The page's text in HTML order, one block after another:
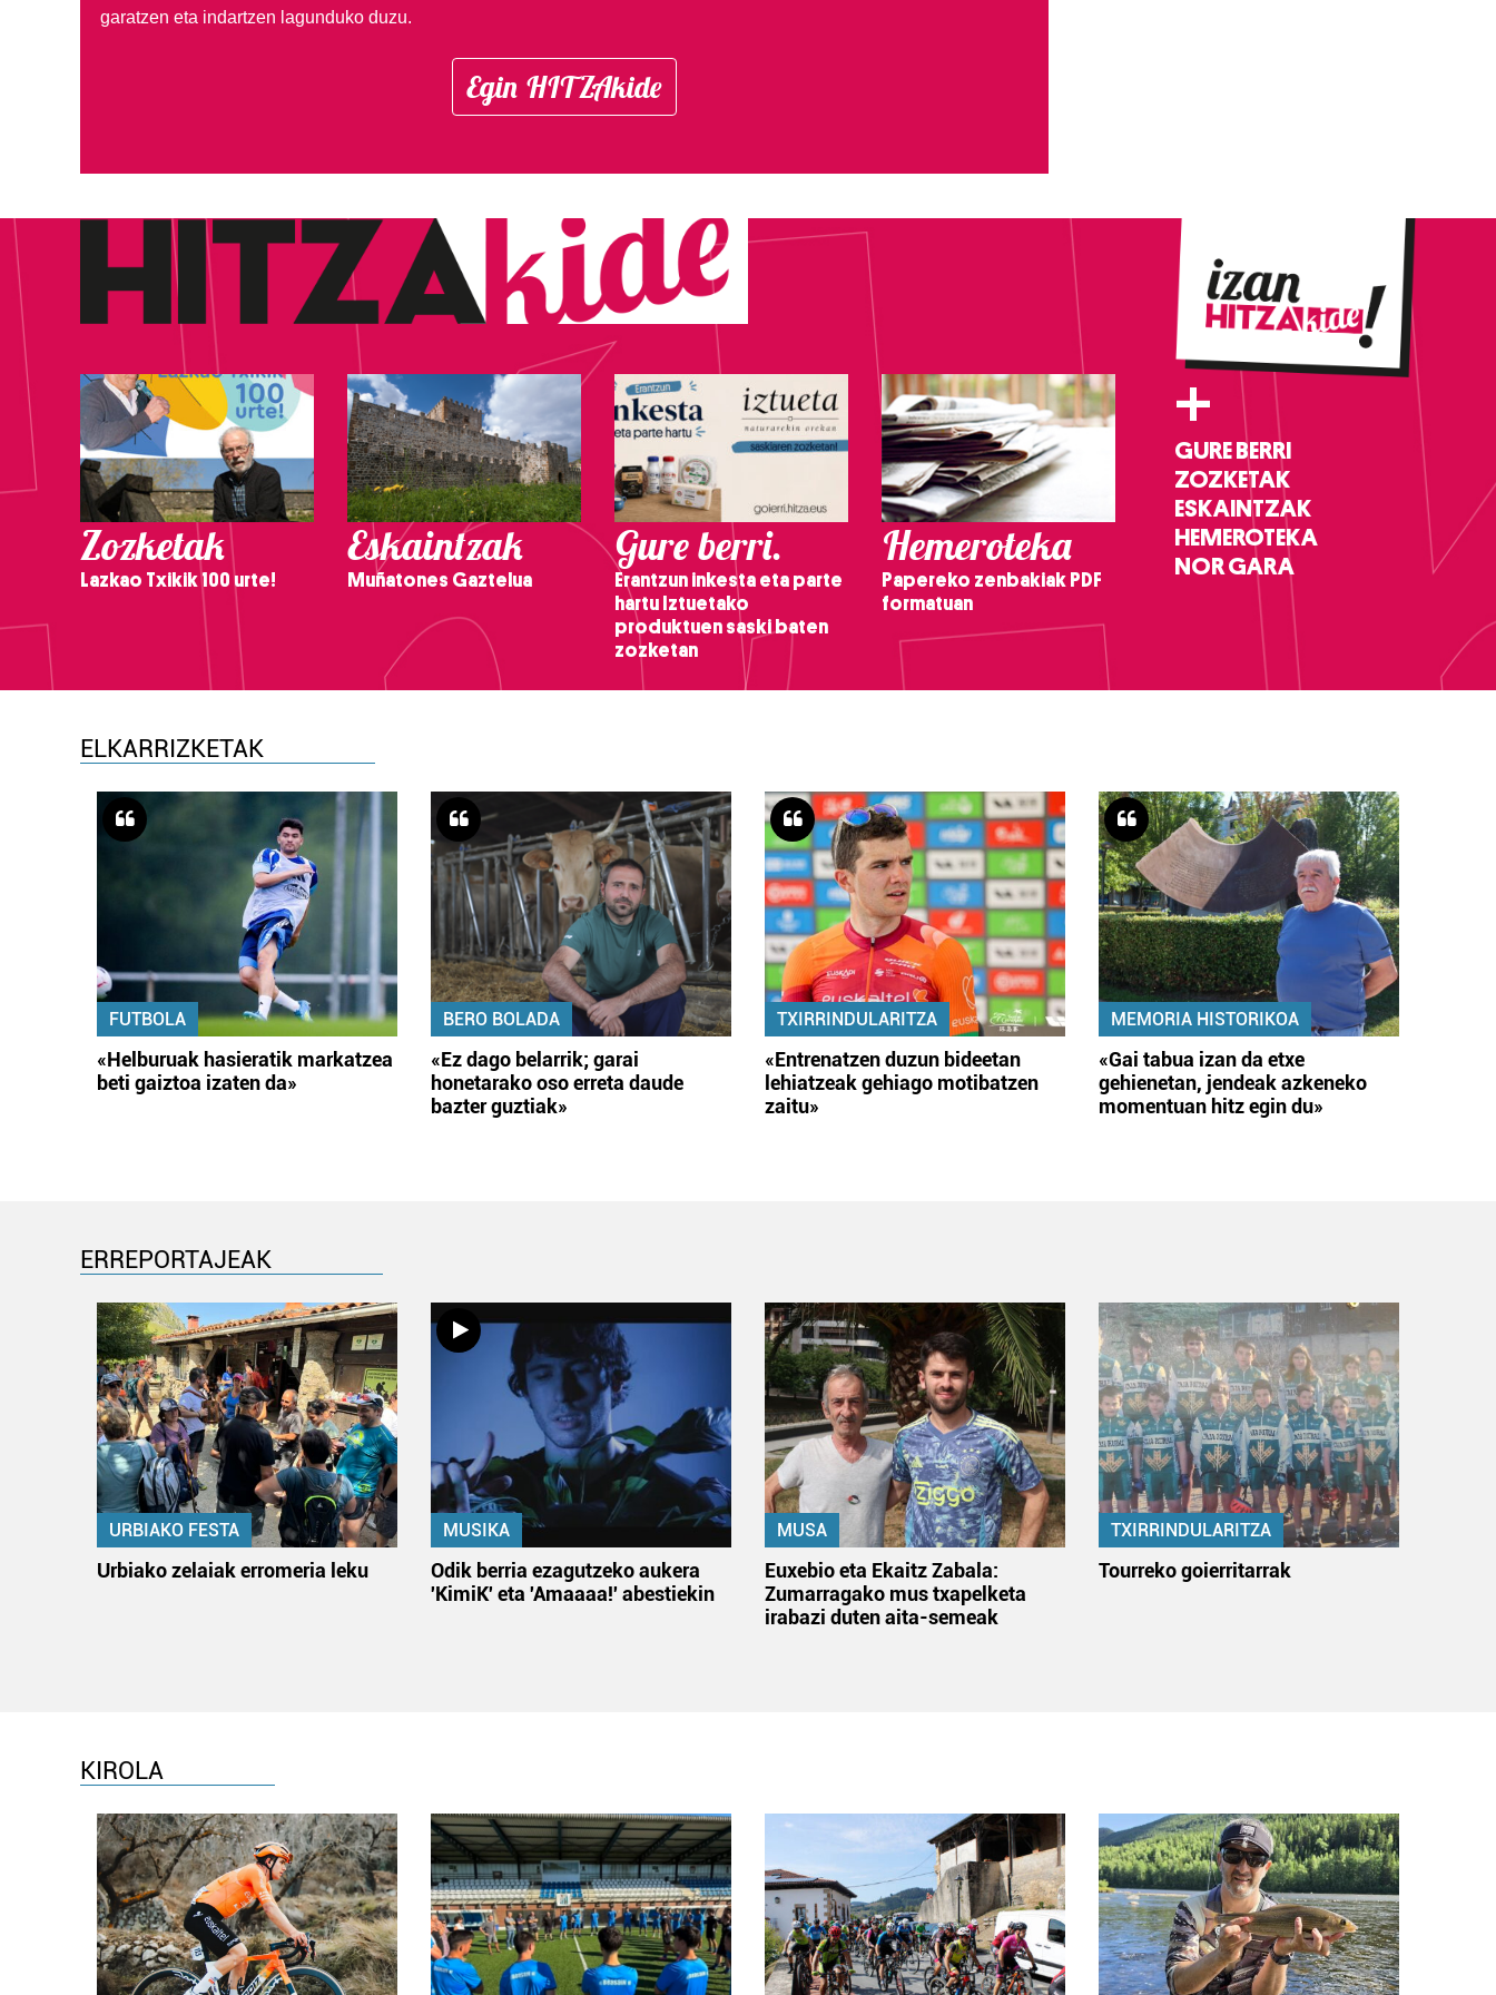
garatzen eta indartzen lagunduko duzu.
Egin HITZAkide
Zozketak
Lazkao Txikik 100 urte!
Eskaintzak
Muñatones Gaztelua
Gure berri.
Erantzun inkesta eta parte
hartu Iztuetako
produktuen saski baten
zozketan
Hemeroteka
Papereko zenbakiak PDF
formatuan
+
GURE BERRI
ZOZKETAK
ESKAINTZAK
HEMEROTEKA
NOR GARA
ELKARRIZKETAK
FUTBOLA
«Helburuak hasieratik markatzea
beti gaiztoa izaten da»
BERO BOLADA
«Ez dago belarrik; garai
honetarako oso erreta daude
bazter guztiak»
TXIRRINDULARITZA
«Entrenatzen duzun bideetan
lehiatzeak gehiago motibatzen
zaitu»
MEMORIA HISTORIKOA
«Gai tabua izan da etxe
gehienetan, jendeak azkeneko
momentuan hitz egin du»
ERREPORTAJEAK
URBIAKO FESTA
Urbiako zelaiak erromeria leku
MUSIKA
Odik berria ezagutzeko aukera
'KimiK' eta 'Amaaaa!' abestiekin
MUSA
Euxebio eta Ekaitz Zabala:
Zumarragako mus txapelketa
irabazi duten aita-semeak
TXIRRINDULARITZA
Tourreko goierritarrak
KIROLA